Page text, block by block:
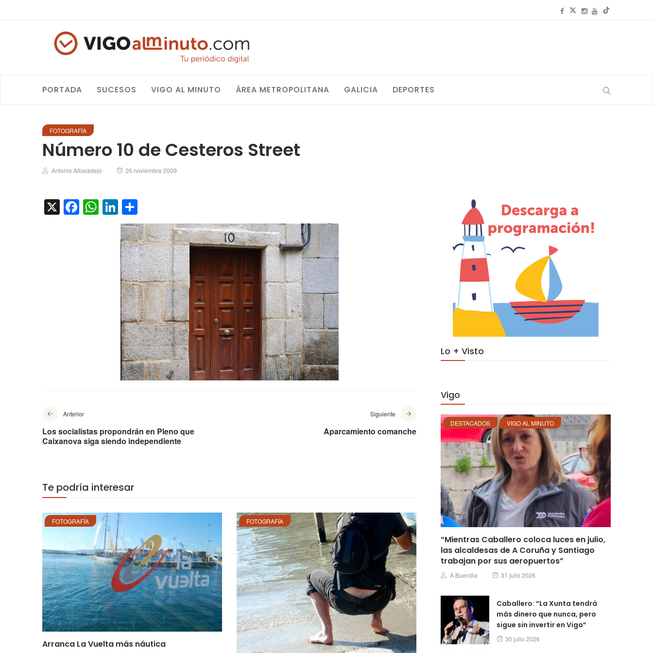
PORTADA SUCESOS VIGO AL MINUTO ÁREA METROPOLITANA GALICIA DEPORTES
FOTOGRAFÍA
Número 10 de Cesteros Street
Author
Antonio Albaladejo
Posted
26 noviembre 2009
X Facebook
WhatsApp
LinkedIn
Anterior
Los socialistas propondrán en Pleno que
Caixanova siga siendo independiente
Siguiente
Aparcamiento comanche
Te podría interesar
FOTOGRAFÍA
Arranca La Vuelta más náutica
FOTOGRAFÍA
Lo + Visto
Vigo
DESTACADOS VIGO AL MINUTO
“Mientras Caballero coloca luces en julio,
las alcaldesas de A Coruña y Santiago
trabajan por sus aeropuertos”
Author
A Buendia
Posted
31 julio 2026
Caballero: “La Xunta tendrá
más dinero que nunca, pero
sigue sin invertir en Vigo”
Posted
30 julio 2026